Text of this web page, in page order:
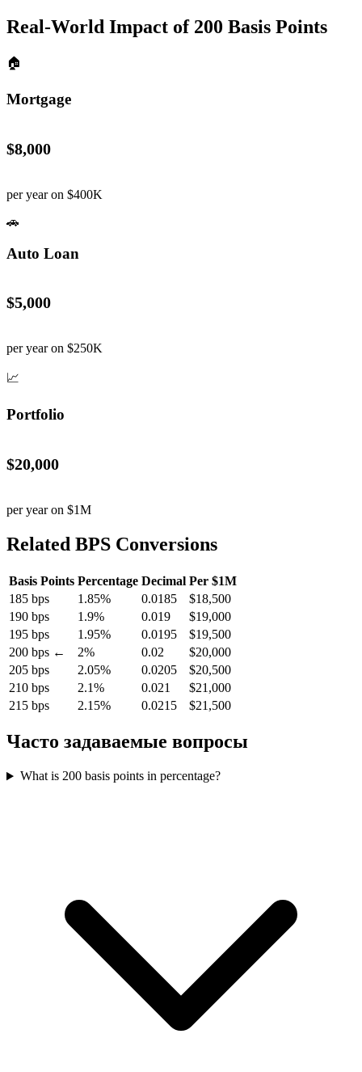
Real-World Impact of 200 Basis Points
🏠
Mortgage
$8,000
per year on $400K
🚗
Auto Loan
$5,000
per year on $250K
📈
Portfolio
$20,000
per year on $1M
Related BPS Conversions
Basis Points Percentage Decimal Per $1M
185 bps
1.85% 0.0185
$18,500
190 bps
1.9% 0.019
$19,000
195 bps
1.95% 0.0195
$19,500
200 bps ←
2% 0.02
$20,000
205 bps
2.05% 0.0205
$20,500
210 bps
2.1% 0.021
$21,000
215 bps
2.15% 0.0215 $21,500
Часто задаваемые вопросы
What is 200 basis points in percentage?